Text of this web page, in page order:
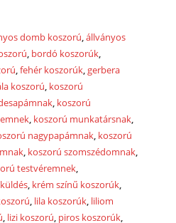
domb koszorú,állványos
, bordó koszorúk,
,fehér koszorúk,gerbera
koszorú, koszorú
, koszorú
, koszorú munkatársnak,
nagypapámnak, koszorú
, koszorú szomszédomnak,
testvéremnek,
, krém színű koszorúk,
, lila koszorúk, liliom
, lizi koszorú, piros koszorúk,